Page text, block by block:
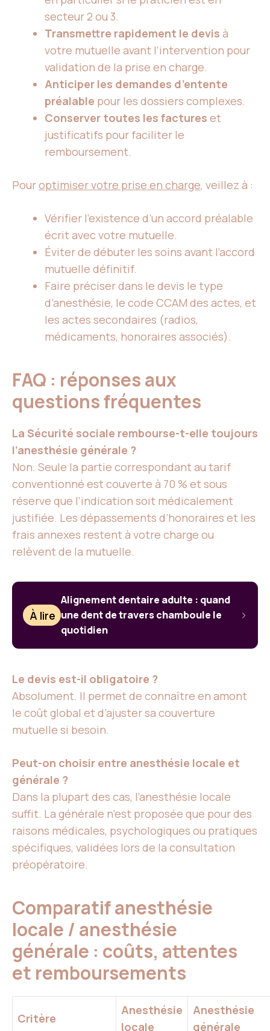
secteur 2 ou 3.
Transmettre rapidement le devis à
votre mutuelle avant l’intervention pour
validation de la prise en charge.
Anticiper les demandes d’entente
préalable pour les dossiers complexes.
Conserver toutes les factures et
justificatifs pour faciliter le
remboursement.
Pouroptimiser votre prise en charge, veillez à :
Vérifier l’existence d’un accord préalable
écrit avec votre mutuelle.
Éviter de débuter les soins avant l’accord
mutuelle définitif.
Faire préciser dans le devis le type
d’anesthésie, le code CCAM des actes, et
les actes secondaires (radios,
médicaments, honoraires associés).
FAQ : réponses aux
questions fréquentes
La Sécurité sociale rembourse-t-elle toujours
l’anesthésie générale ?
Non. Seule la partie correspondant au tarif
conventionné est couverte à 70 % et sous
réserve que l’indication soit médicalement
justifiée. Les dépassements d’honoraires et les
frais annexes restent à votre charge ou
relèvent de la mutuelle.
À lire
Alignement dentaire adulte : quand
une dent de travers chamboule le
quotidien
Le devis est-il obligatoire ?
Absolument. Il permet de connaître en amont
le coût global et d’ajuster sa couverture
mutuelle si besoin.
Peut-on choisir entre anesthésie locale et
générale ?
Dans la plupart des cas, l’anesthésie locale
suffit. La générale n’est proposée que pour des
raisons médicales, psychologiques ou pratiques
spécifiques, validées lors de la consultation
préopératoire.
Comparatif anesthésie
locale / anesthésie
générale : coûts, attentes
et remboursements
Critère
Anesthésie
locale
Anesthésie
générale